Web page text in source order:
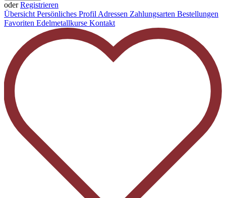
oderRegistrieren
ÜbersichtPersönliches ProfilAdressen Zahlungsarten Bestellungen
Favoriten Edelmetallkurse Kontakt